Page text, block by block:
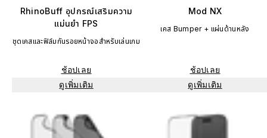
RhinoBuff อุปกรณ์เสริมความ
แม่นยำ FPS
ชุดเคสและฟิล์มกันรอยหน้าจอสำหรับเล่นเกม
ช้อปเลย
ดูเพิ่มเติม
Mod NX
เคส Bumper + แผ่นด้านหลัง
ช้อปเลย
ดูเพิ่มเติม